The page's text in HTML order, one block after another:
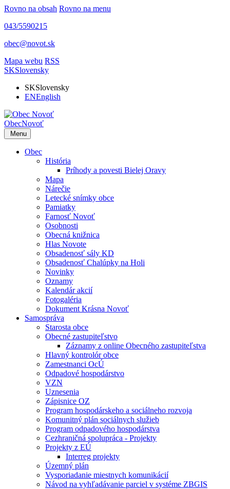
Rovno na obsah Rovno na menu
043/5590215
obec@novot.sk
Mapa webu RSS
SKSlovensky
SKSlovensky
ENEnglish
ObecNovoť
Menu
Obec
História
Príhody a povesti Bielej Oravy
Mapa
Nárečie
Letecké snímky obce
Pamiatky
Farnosť Novoť
Osobnosti
Obecná knižnica
Hlas Novote
Obsadenosť sály KD
Obsadenosť Chalúpky na Holi
Novinky
Oznamy
Kalendár akcií
Fotogaléria
Dokument Krásna Novoť
Samospráva
Starosta obce
Obecné zastupiteľstvo
Záznamy z online Obecného zastupiteľstva
Hlavný kontrolór obce
Zamestnanci OcÚ
Odpadové hospodárstvo
VZN
Uznesenia
Zápisnice OZ
Program hospodárskeho a sociálneho rozvoja
Komunitný plán sociálnych služieb
Program odpadového hospodárstva
Cezhraničná spolupráca - Projekty
Projekty z EÚ
Interreg projekty
Územný plán
Vysporiadanie miestnych komunikácií
Návod na vyhľadávanie parciel v systéme ZBGIS